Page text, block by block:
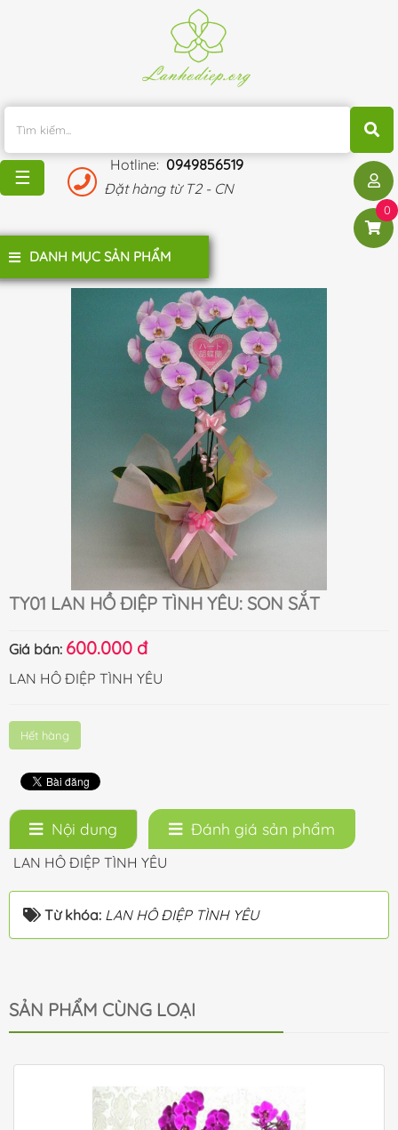
Hotline: 0949856519
Đặt hàng từ T2 - CN
0
MÃI
BLOG
HÀNG
☰
DANH MỤC SẢN PHẨM
TY01 LAN HỒ ĐIỆP TÌNH YÊU: SON SẮT
Giá bán: 600.000 đ
LAN HÔ ĐIỆP TÌNH YÊU
Hết hàng
Nội dung Đánh giá sản phẩm
LAN HÔ ĐIỆP TÌNH YÊU
Từ khóa: LAN HÔ ĐIỆP TÌNH YÊU
SẢN PHẨM CÙNG LOẠI